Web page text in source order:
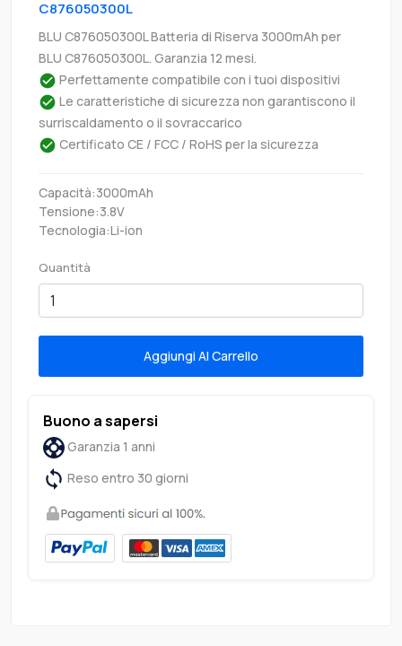
C876050300L
BLU C876050300L Batteria di Riserva 3000mAh per
BLU C876050300L. Garanzia 12 mesi.
Perfettamente compatibile con i tuoi dispositivi
Le caratteristiche di sicurezza non garantiscono il
surriscaldamento o il sovraccarico
Certificato CE / FCC / RoHS per la sicurezza
Capacità:3000mAh
Tensione:3.8V
Tecnologia:Li-ion
Quantità
Aggiungi Al Carrello
Buono a sapersi
Garanzia 1 anni
Reso entro 30 giorni